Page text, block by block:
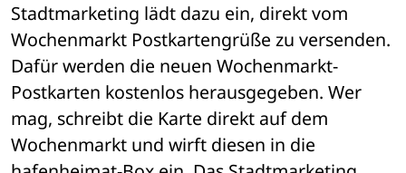
Stadtmarketing lädt dazu ein, direkt vom
Wochenmarkt Postkartengrüße zu versenden.
Dafür werden die neuen Wochenmarkt-
Postkarten kostenlos herausgegeben. Wer
mag, schreibt die Karte direkt auf dem
Wochenmarkt und wirft diesen in die